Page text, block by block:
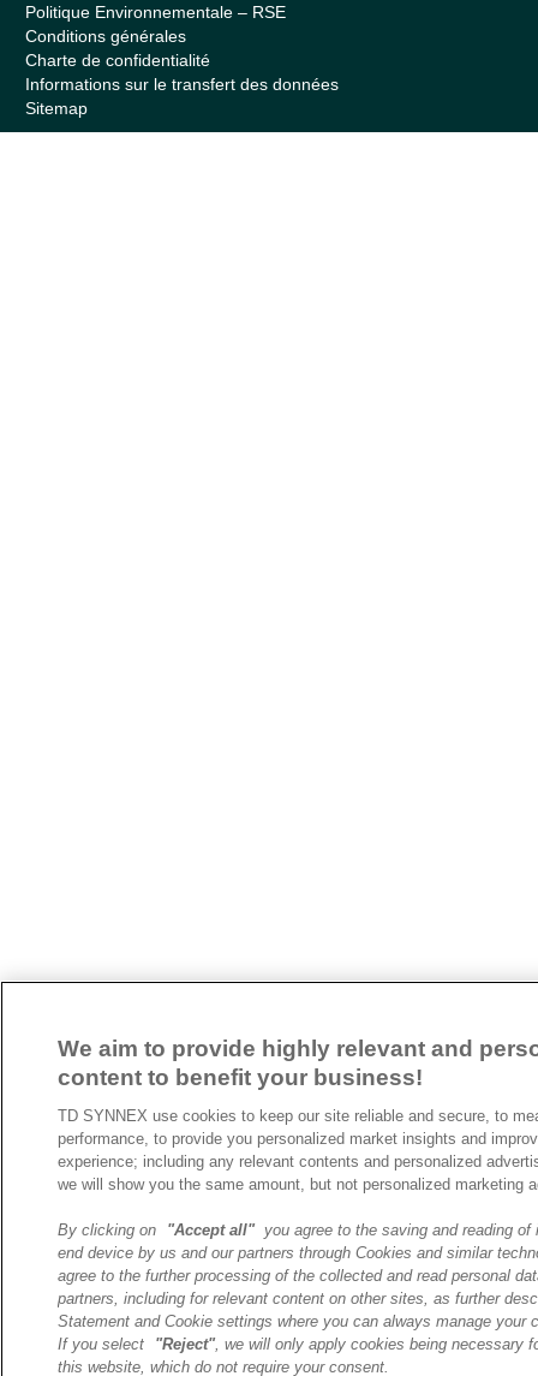
Politique Environnementale – RSE
Conditions générales
Charte de confidentialité
Informations sur le transfert des données
Sitemap
We aim to provide highly relevant and
content to benefit your business!
TD SYNNEX use cookies to keep our site reliable and secure, to
performance, to provide you personalized market insights and
experience; including any relevant contents and personalized
we will show you the same amount, but not personalized marketing
By clicking on "Accept all"you agree to the saving and reading of
end device by us and our partners through Cookies and similar
agree to the further processing of the collected and read personal
partners, including for relevant content on other sites, as further
Statement and Cookie settings where you can always manage your
If you select
"Reject", we will only apply cookies being necessary
this website, which do not require your consent.